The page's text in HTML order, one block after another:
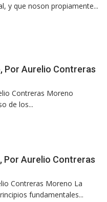
y que noson propiamente...
Por Aurelio Contreras
Contreras Moreno
de los...
Por Aurelio Contreras
Contreras Moreno La
fundamentales...